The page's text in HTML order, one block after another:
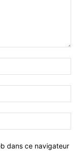
dans ce navigateur